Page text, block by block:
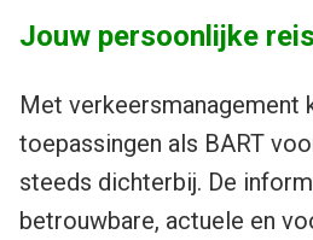
Jouw persoonlijke
Met verkeersmanagement
toepassingen als BART
steeds dichterbij. De
betrouwbare, actuele en